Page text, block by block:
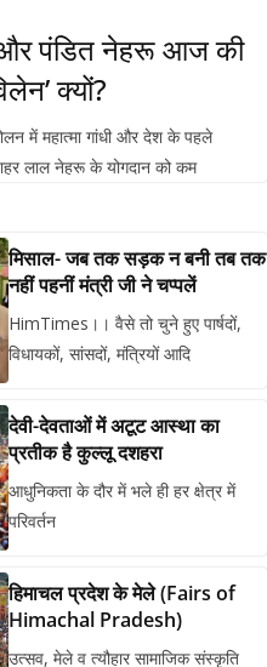
और पंडित नेहरू आज की
क्यों?
में महात्मा गांधी और देश के पहले
लाल नेहरू के योगदान को कम
मिसाल- जब तक सड़क न बनी तब तक
नहीं पहनीं मंत्री जी ने चप्पलें
HimTimes।। वैसे तो चुने हुए पार्षदों,
विधायकों, सांसदों, मंत्रियों आदि
देवी-देवताओं में अटूट आस्था का
प्रतीक है कुल्लू दशहरा
आधुनिकता के दौर में भले ही हर क्षेत्र में
परिवर्तन
हिमाचल प्रदेश के मेले (Fairs of
Himachal Pradesh)
उत्सव, मेले व त्यौहार सामाजिक संस्कृति